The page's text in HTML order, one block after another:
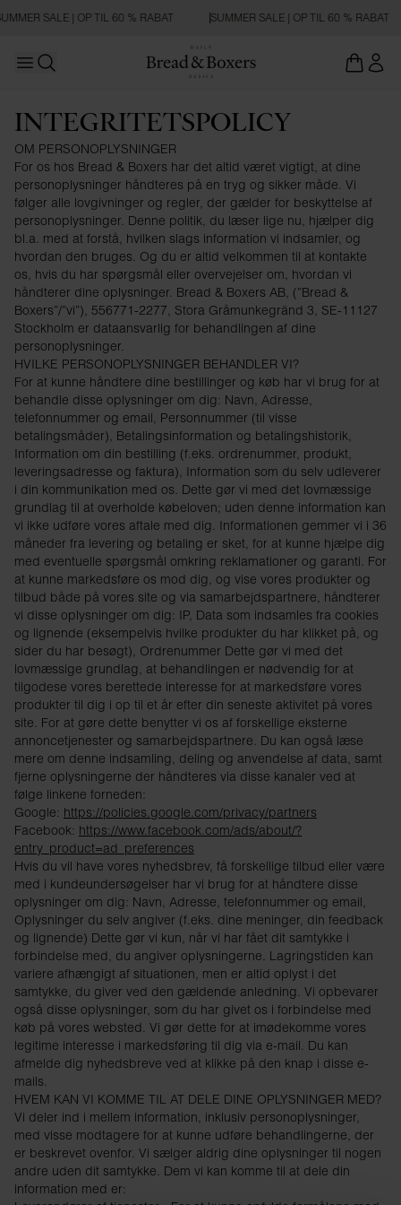
SALE | OP TIL 60 % RABAT SUMMER SALE | OP TIL 60 % RABAT
Open main menu
INTEGRITETSPOLICY
OM PERSONOPLYSNINGER
For os hos Bread & Boxers har det altid været vigtigt, at dine
personoplysninger håndteres på en tryg og sikker måde. Vi
følger alle lovgivninger og regler, der gælder for beskyttelse af
personoplysninger. Denne politik, du læser lige nu, hjælper dig
bl.a. med at forstå, hvilken slags information vi indsamler, og
hvordan den bruges. Og du er altid velkommen til at kontakte
os, hvis du har spørgsmål eller overvejelser om, hvordan vi
håndterer dine oplysninger. Bread & Boxers AB, (”Bread &
Boxers”/”vi”), 556771-2277, Stora Gråmunkegränd 3, SE-11127
Stockholm er dataansvarlig for behandlingen af dine
personoplysninger.
HVILKE PERSONOPLYSNINGER BEHANDLER VI?
For at kunne håndtere dine bestillinger og køb har vi brug for at
behandle disse oplysninger om dig: Navn, Adresse,
telefonnummer og email, Personnummer (til visse
betalingsmåder), Betalingsinformation og betalingshistorik,
Information om din bestilling (f.eks. ordrenummer, produkt,
leveringsadresse og faktura), Information som du selv udleverer
i din kommunikation med os. Dette gør vi med det lovmæssige
grundlag til at overholde købeloven; uden denne information kan
vi ikke udføre vores aftale med dig. Informationen gemmer vi i 36
måneder fra levering og betaling er sket, for at kunne hjælpe dig
med eventuelle spørgsmål omkring reklamationer og garanti. For
at kunne markedsføre os mod dig, og vise vores produkter og
tilbud både på vores site og via samarbejdspartnere, håndterer
vi disse oplysninger om dig: IP, Data som indsamles fra cookies
og lignende (eksempelvis hvilke produkter du har klikket på, og
sider du har besøgt), Ordrenummer Dette gør vi med det
lovmæssige grundlag, at behandlingen er nødvendig for at
tilgodese vores berettede interesse for at markedsføre vores
produkter til dig i op til et år efter din seneste aktivitet på vores
site. For at gøre dette benytter vi os af forskellige eksterne
annoncetjenester og samarbejdspartnere. Du kan også læse
mere om denne indsamling, deling og anvendelse af data, samt
fjerne oplysningerne der håndteres via disse kanaler ved at
følge linkene forneden:
Google: https://policies.google.com/privacy/partners
Facebook: https://www.facebook.com/ads/about/?
entry_product=ad_preferences
Hvis du vil have vores nyhedsbrev, få forskellige tilbud eller være
med i kundeundersøgelser har vi brug for at håndtere disse
oplysninger om dig: Navn, Adresse, telefonnummer og email,
Oplysninger du selv angiver (f.eks. dine meninger, din feedback
og lignende) Dette gør vi kun, når vi har fået dit samtykke i
forbindelse med, du angiver oplysningerne. Lagringstiden kan
variere afhængigt af situationen, men er altid oplyst i det
samtykke, du giver ved den gældende anledning. Vi opbevarer
også disse oplysninger, som du har givet os i forbindelse med
køb på vores websted. Vi gør dette for at imødekomme vores
legitime interesse i markedsføring til dig via e-mail. Du kan
afmelde dig nyhedsbreve ved at klikke på den knap i disse e-
mails.
HVEM KAN VI KOMME TIL AT DELE DINE OPLYSNINGER MED?
Vi deler ind i mellem information, inklusiv personoplysninger,
med visse modtagere for at kunne udføre behandlingerne, der
er beskrevet ovenfor. Vi sælger aldrig dine oplysninger til nogen
andre uden dit samtykke. Dem vi kan komme til at dele din
information med er: